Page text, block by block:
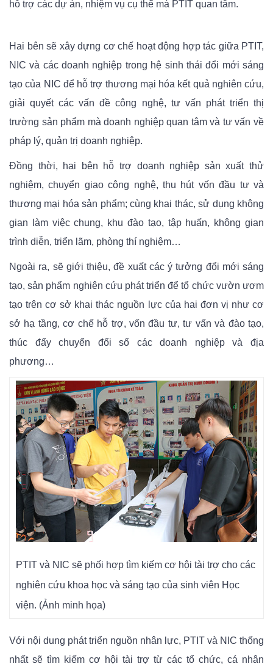
hỗ trợ các dự án, nhiệm vụ cụ thể mà PTIT quan tâm.
Hai bên sẽ xây dựng cơ chế hoạt động hợp tác giữa PTIT,
NIC và các doanh nghiệp trong hệ sinh thái đổi mới sáng
tạo của NIC để hỗ trợ thương mại hóa kết quả nghiên cứu,
giải quyết các vấn đề công nghệ, tư vấn phát triển thị
trường sản phẩm mà doanh nghiệp quan tâm và tư vấn về
pháp lý, quản trị doanh nghiệp.
Đồng thời, hai bên hỗ trợ doanh nghiệp sản xuất thử
nghiệm, chuyển giao công nghệ, thu hút vốn đầu tư và
thương mại hóa sản phẩm; cùng khai thác, sử dụng không
gian làm việc chung, khu đào tạo, tập huấn, không gian
trình diễn, triển lãm, phòng thí nghiệm…
Ngoài ra, sẽ giới thiệu, đề xuất các ý tưởng đổi mới sáng
tạo, sản phẩm nghiên cứu phát triển để tổ chức vườn ươm
tạo trên cơ sở khai thác nguồn lực của hai đơn vị như cơ
sở hạ tầng, cơ chế hỗ trợ, vốn đầu tư, tư vấn và đào tạo,
thúc đẩy chuyển đổi số các doanh nghiệp và địa
phương…
PTIT và NIC sẽ phối hợp tìm kiếm cơ hội tài trợ cho các
nghiên cứu khoa học và sáng tạo của sinh viên Học
viện. (Ảnh minh họa)
Với nội dung phát triển nguồn nhân lực, PTIT và NIC thống
nhất sẽ tìm kiếm cơ hội tài trợ từ các tổ chức, cá nhân